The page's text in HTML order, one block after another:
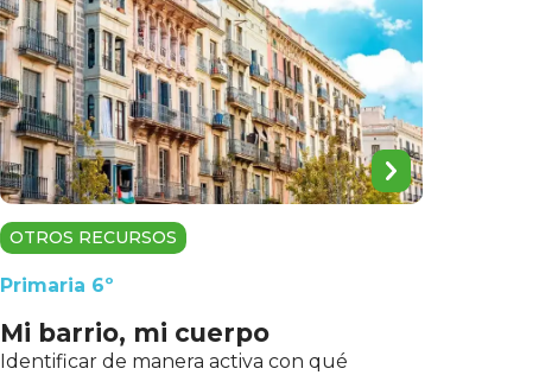
OTROS RECURSOS
Primaria 6º
Mi barrio, mi cuerpo
Identificar de manera activa con qué